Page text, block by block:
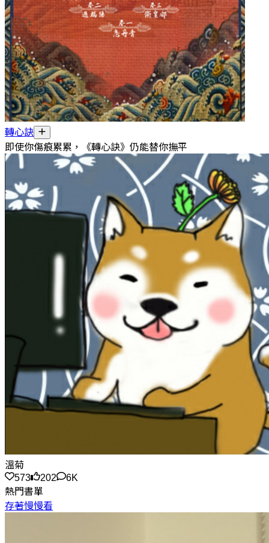
轉心訣
即使你傷痕累累，《轉心訣》仍能替你撫平
溫菊
573
202
6K
熱門書單
存著慢慢看